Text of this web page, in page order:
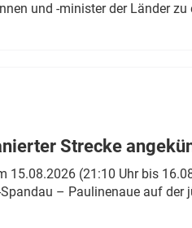
und -minister der Länder
Strecke
15.08.2026 (21:10 Uhr bis
– Paulinenaue auf